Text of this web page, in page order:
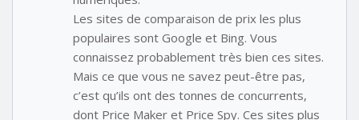
Les sites de comparaison de prix les plus
populaires sont Google et Bing. Vous
connaissez probablement très bien ces sites.
Mais ce que vous ne savez peut-être pas,
c’est qu’ils ont des tonnes de concurrents,
dont Price Maker et Price Spy. Ces sites plus